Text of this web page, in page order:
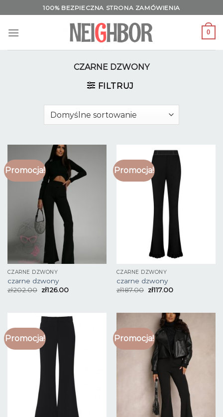
to
content
100% BEZPIECZNA STRONA ZAMÓWIENIA
0
CZARNE DZWONY
FILTRUJ
Promocja!
CZARNE DZWONY
czarne dzwony
zł202.00 zł126.00
Promocja!
CZARNE DZWONY
czarne dzwony
zł187.00 zł117.00
Promocja! Promocja!